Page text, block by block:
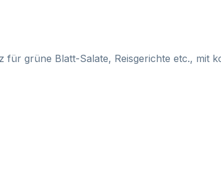
grüne Blatt-Salate, Reisgerichte etc., mit